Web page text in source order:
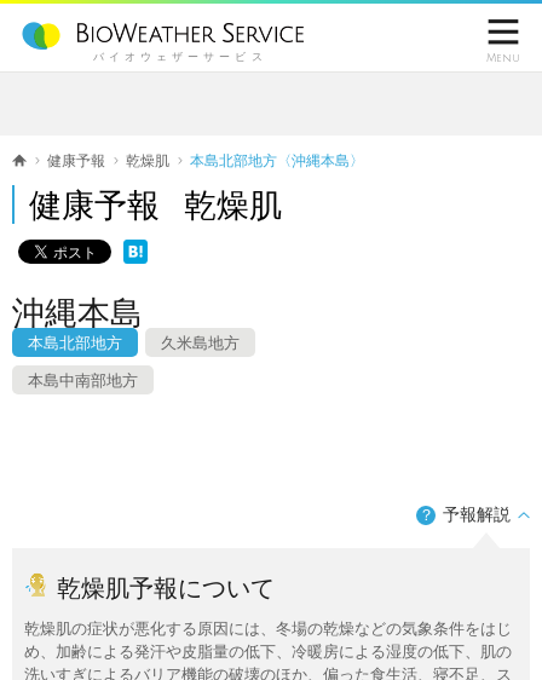
バイオウェザーサービス

Menu
健康予報 乾燥肌 本島北部地方〈沖縄本島〉
健康予報 乾燥肌
沖縄本島
本島北部地方 久米島地方
本島中南部地方
？ 予報解説
乾燥肌予報について
乾燥肌の症状が悪化する原因には、冬場の乾燥などの気象条件をはじ
め、加齢による発汗や皮脂量の低下、冷暖房による湿度の低下、肌の
洗いすぎによるバリア機能の破壊のほか、偏った食生活、寝不足、ス